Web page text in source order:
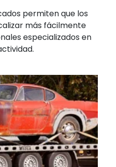
permiten que los
más fácilmente
especializados en